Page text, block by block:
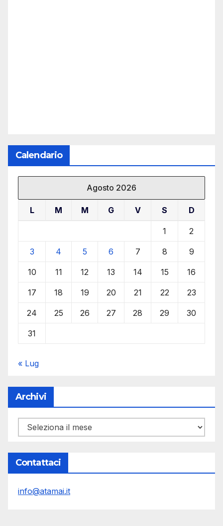
Calendario
Agosto 2026
L M M G V S D
1 2
3 4 5 6 7 8 9
10 11 12 13 14 15 16
17 18 19 20 21 22 23
24 25 26 27 28 29 30
31
« Lug
Archivi
Archivi
Contattaci
info@atamai.it